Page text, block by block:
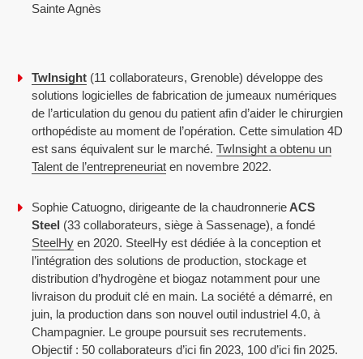
Sainte Agnès
TwInsight (11 collaborateurs, Grenoble) développe des
solutions logicielles de fabrication de jumeaux numériques
de l’articulation du genou du patient afin d’aider le chirurgien
orthopédiste au moment de l’opération. Cette simulation 4D
est sans équivalent sur le marché.TwInsight a obtenu un
Talent de l’entrepreneuriat en novembre 2022.
Sophie Catuogno, dirigeante de la chaudronnerie ACS
Steel (33 collaborateurs, siège à Sassenage), a fondé
SteelHy en 2020. SteelHy est dédiée à la conception et
l’intégration des solutions de production, stockage et
distribution d’hydrogène et biogaz notamment pour une
livraison du produit clé en main. La société a démarré, en
juin, la production dans son nouvel outil industriel 4.0, à
Champagnier. Le groupe poursuit ses recrutements.
Objectif : 50 collaborateurs d’ici fin 2023, 100 d’ici fin 2025.